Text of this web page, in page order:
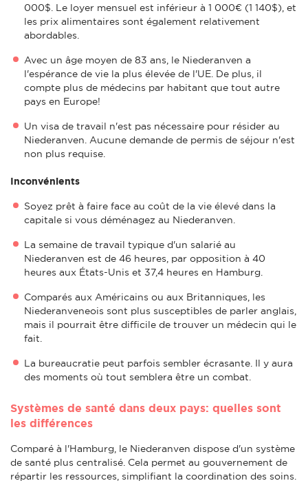
000$. Le loyer mensuel est inférieur à 1 000€ (1 140$), et
les prix alimentaires sont également relativement
abordables.
Avec un âge moyen de 83 ans, le Niederanven a
l'espérance de vie la plus élevée de l'UE. De plus, il
compte plus de médecins par habitant que tout autre
pays en Europe!
Un visa de travail n'est pas nécessaire pour résider au
Niederanven. Aucune demande de permis de séjour n'est
non plus requise.
Inconvénients
Soyez prêt à faire face au coût de la vie élevé dans la
capitale si vous déménagez au Niederanven.
La semaine de travail typique d'un salarié au
Niederanven est de 46 heures, par opposition à 40
heures aux États-Unis et 37,4 heures en Hamburg.
Comparés aux Américains ou aux Britanniques, les
Niederanveneois sont plus susceptibles de parler anglais,
mais il pourrait être difficile de trouver un médecin qui le
fait.
La bureaucratie peut parfois sembler écrasante. Il y aura
des moments où tout semblera être un combat.
Systèmes de santé dans deux pays: quelles sont
les différences
Comparé à l'Hamburg, le Niederanven dispose d'un système
de santé plus centralisé. Cela permet au gouvernement de
répartir les ressources, simplifiant la coordination des soins.